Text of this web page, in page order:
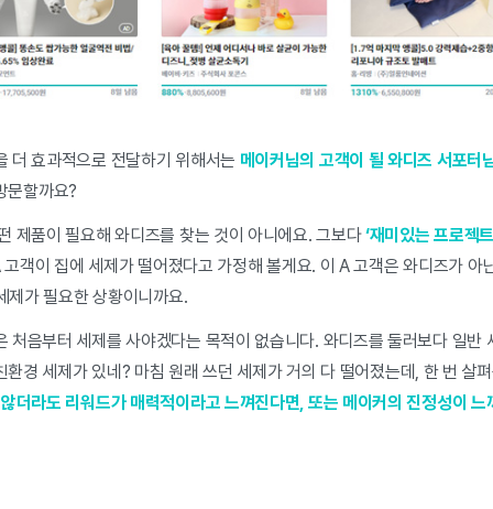
더 효과적으로 전달하기 위해서는 메이커님의 고객이 될 와디즈 서포터
문할까요?
제품이 필요해 와디즈를 찾는 것이 아니에요. 그보다‘재미있는 프로젝
객이 집에 세제가 떨어졌다고 가정해 볼게요. 이 A 고객은 와디즈가 아
제가 필요한 상황이니까요.
처음부터 세제를 사야겠다는 목적이 없습니다. 와디즈를 둘러보다 일반
환경 세제가 있네? 마침 원래 쓰던 세제가 거의 다 떨어졌는데, 한 번 살
더라도 리워드가 매력적이라고 느껴진다면, 또는 메이커의 진정성이